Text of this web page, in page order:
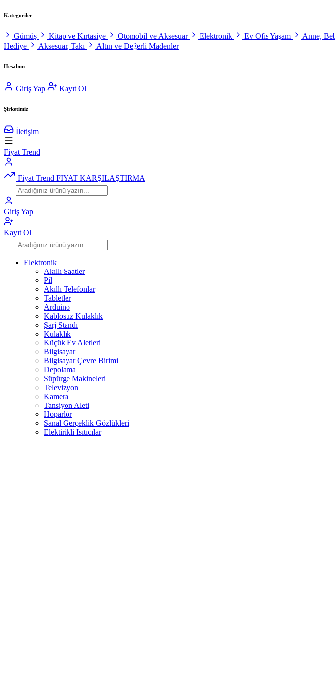
Kategoriler
Gümüş Kitap ve Kırtasiye Otomobil ve Aksesuar Elektronik Ev Ofis Yaşam Anne,
Hediye
Aksesuar, Takı Altın ve Değerli Madenler
Hesabım
Giriş Yap Kayıt Ol
Şirketimiz
İletişim
Fiyat Trend
Fiyat Trend FIYAT KARŞILAŞTIRMA
Giriş Yap
Kayıt Ol
Elektronik
Akıllı Saatler
Pil
Akıllı Telefonlar
Tabletler
Arduino
Kablosuz Kulaklık
Şarj Standı
Kulaklık
Küçük Ev Aletleri
Bilgisayar
Bilgisayar Çevre Birimi
Depolama
Süpürge Makineleri
Televizyon
Kamera
Tansiyon Aleti
Hoparlör
Sanal Gerçeklik Gözlükleri
Elektirikli Isıtıcılar